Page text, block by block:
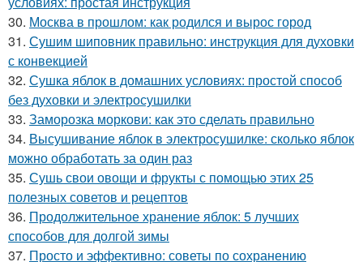
30. Москва в прошлом: как родился и вырос город
31. Сушим шиповник правильно: инструкция для духовки
с конвекцией
32. Сушка яблок в домашних условиях: простой способ
без духовки и электросушилки
33. Заморозка моркови: как это сделать правильно
34. Высушивание яблок в электросушилке: сколько яблок
можно обработать за один раз
35. Сушь свои овощи и фрукты с помощью этих 25
полезных советов и рецептов
36. Продолжительное хранение яблок: 5 лучших
способов для долгой зимы
37. Просто и эффективно: советы по сохранению